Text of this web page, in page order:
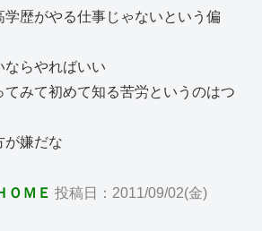
学歴がやる仕事じゃないという偏
ならやればいい
てみて初めて知る苦労というのはつ
が嫌だな
ＯＭＥ 投稿日：2011/09/02(金)